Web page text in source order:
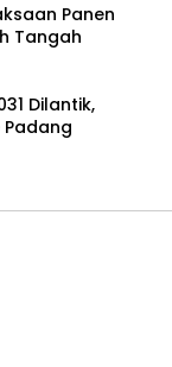
Panen
Tangah
Dilantik,